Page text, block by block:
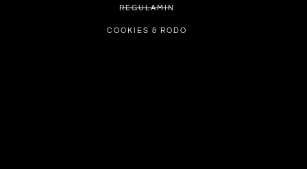
REGULAMIN
COOKIES & RODO